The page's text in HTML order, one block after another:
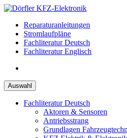
Zum
springenReparaturanleitungen
Stromlaufpläne
Fachliteratur Deutsch
Fachliteratur Englisch
Auswahl
Fachliteratur Deutsch
Aktoren & Sensoren
Antriebsstrang
Grundlagen